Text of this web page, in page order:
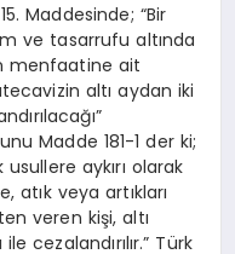
Maddesinde; “Bir
ve tasarrufu altında
menfaatine ait
altı aydan iki
Madde 181-1 der ki;
aykırı olarak
atık veya artıkları
veren kişi, altı
cezalandırılır.” Türk